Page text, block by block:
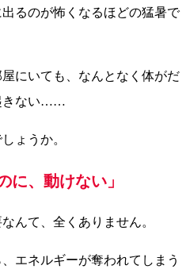
るのが怖くなるほどの猛暑で
にいても、なんとなく体がだ
きない……
ょうか。
に、動けない」
んて、全くありません。
エネルギーが奪われてしまう